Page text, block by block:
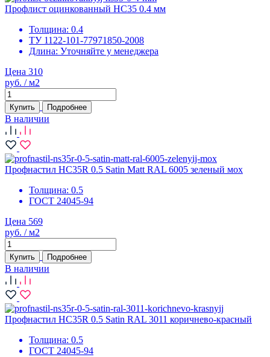
Профлист оцинкованный НС35 0.4 мм
Толщина: 0.4
ТУ 1122-101-77971850-2008
Длина: Уточняйте у менеджера
Цена 310
руб. / м2
Купить Подробнее
В наличии
Профнастил НС35R 0.5 Satin Мatt RAL 6005 зеленый мох
Толщина: 0.5
ГОСТ 24045-94
Цена 569
руб. / м2
Купить Подробнее
В наличии
Профнастил НС35R 0.5 Satin RAL 3011 коричнево-красный
Толщина: 0.5
ГОСТ 24045-94